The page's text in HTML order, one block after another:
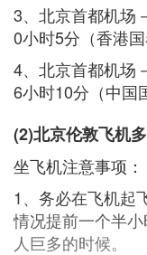
3、北京首都机场
0小时5分（香港国
4、北京首都机场
6小时10分（中国
(2)北京伦敦飞机
坐飞机注意事项：
1、务必在飞机起
情况提前一个半
人巨多的时候。